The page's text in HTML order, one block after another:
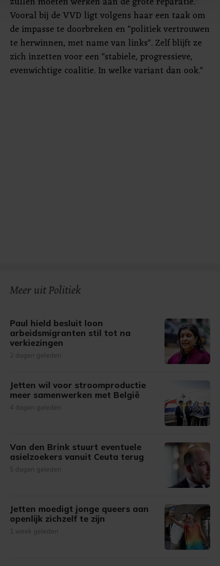
Met cookies werkt onze website beter en wordt jouw
bezoek makkelijker en persoonlijker. Op
onze cookiepagina kun je ons cookiebeleid bekijken en je
gemaakte keuze altijd wijzigen of intrekken.
Vooral bij de VVD ligt volgens haar een taak om
de impasse te doorbreken en "politiek vertrouwen
te herwinnen, met name van links". Zelf blijft ze
zich inzetten voor een "stabiele, progressieve,
evenwichtige coalitie. In welke variant dan ook."
Meer uit Politiek
Paul hield besluit loon
arbeidsmigranten stil tot na
verkiezingen
2 dagen geleden
Jetten wil voor stroomproductie
meer samenwerken met België
4 dagen geleden
Van den Brink stuurt eventuele
asielzoekers vanuit Ceuta terug
5 dagen geleden
Jetten moedigt jonge queers aan
openlijk zichzelf te zijn
1 week geleden